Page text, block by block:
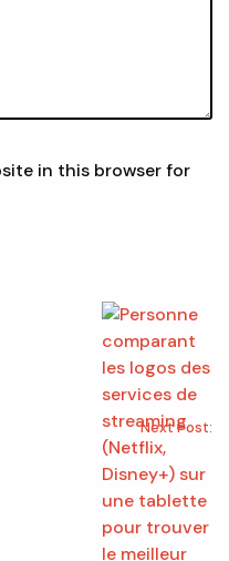
in this browser for
Next Post: